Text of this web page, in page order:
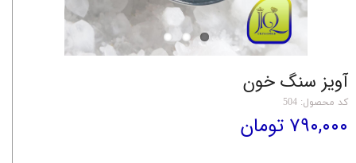
آویز سنگ خون
کد محصول: 504
۷۹۰,۰۰۰ تومان